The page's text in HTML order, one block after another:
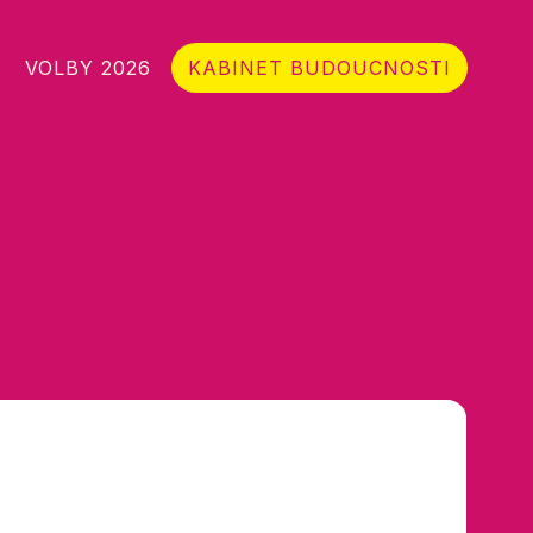
VOLBY 2026 KABINET BUDOUCNOSTI
Sociální sítě